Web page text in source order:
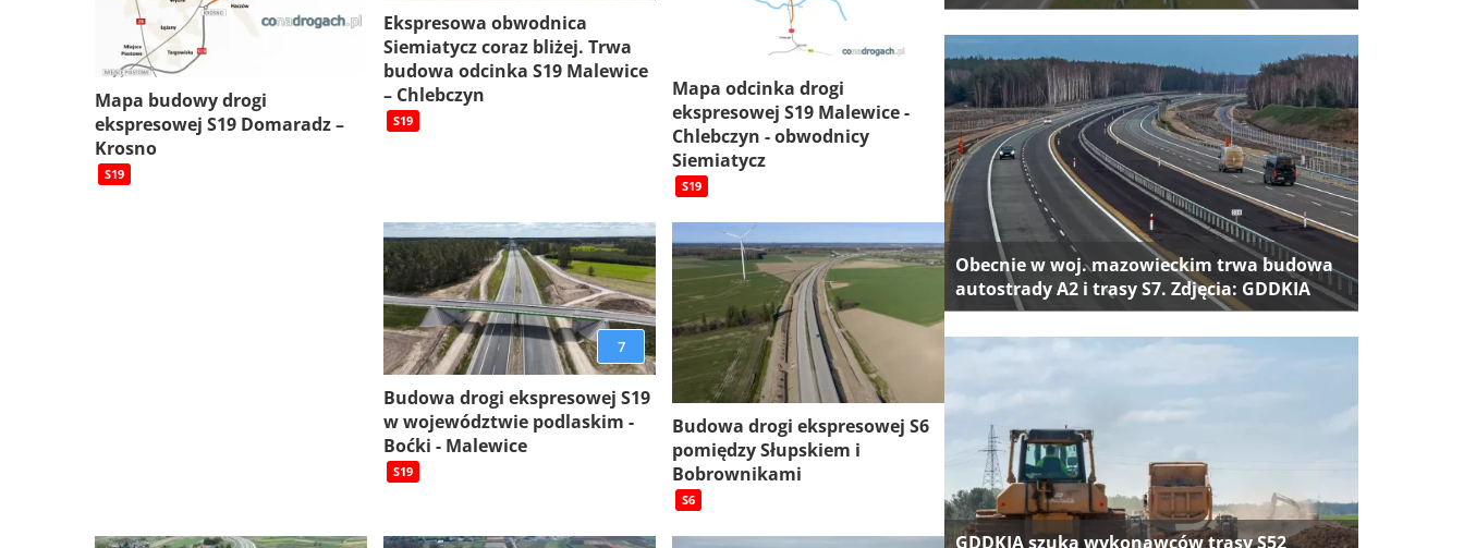
Mapa budowy drogi
ekspresowej S19 Domaradz –
Krosno
S19
Ekspresowa obwodnica
Siemiatycz coraz bliżej. Trwa
budowa odcinka S19 Malewice
– Chlebczyn
S19
Mapa odcinka drogi
ekspresowej S19 Malewice -
Chlebczyn - obwodnicy
Siemiatycz
S19
7
Budowa drogi ekspresowej S19
w województwie podlaskim -
Boćki - Malewice
S19
Budowa drogi ekspresowej S6
pomiędzy Słupskiem i
Bobrownikami
S6
Obecnie w woj. mazowieckim trwa budowa
autostrady A2 i trasy S7. Zdjęcia: GDDKIA
GDDKIA szuka wykonawców trasy S52